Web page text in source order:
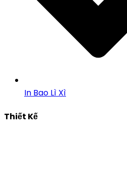
In Bao Lì Xì
Thiết Kế